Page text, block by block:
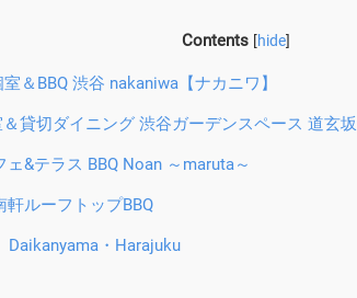
Contents [hide]
＆BBQ 渋谷 nakaniwa【ナカニワ】
貸切ダイニング 渋谷ガーデンスペース 道玄坂
&テラス BBQ Noan ～maruta～
ルーフトップBBQ
・Harajuku